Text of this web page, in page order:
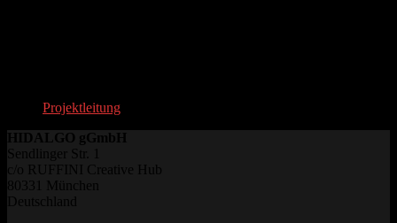
Projektleitung
HIDALGO gGmbH
Sendlinger Str. 1
c/o RUFFINI Creative Hub
80331 München
Deutschland